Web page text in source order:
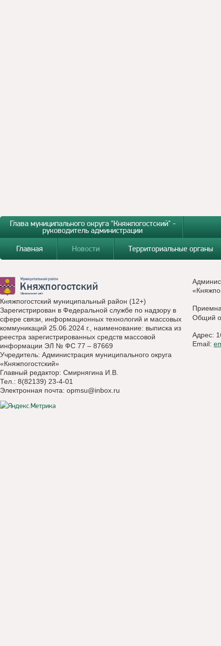
Глава муниципального округа "Княжпогостский" -
руководитель администрации
Главная
Новости Территориальные органы
Княжпогостский муниципальный район (12+)
Зарегистрирован в Федеральной службе по надзору в
сфере связи, информационных технологий и массовых
коммуникаций 25.06.2024 г., наименование: выписка из
реестра зарегистрированных средств массовой
информации ЭЛ № ФС 77 – 87669
Учредитель: Администрация муниципального округа
«Княжпогостский»
Главный редактор: Смирнягина И.В.
Тел.: 8(82139) 23-4-01
Электронная почта: opmsu@inbox.ru
Общий
Адрес:
Email: